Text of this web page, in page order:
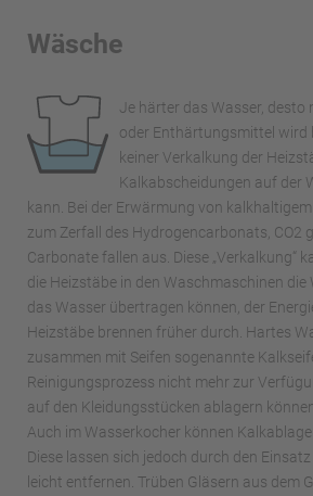
Wäsche
Je härter das Wasser, desto
oder Enthärtungsmittel wird
keiner Verkalkung der
Kalkabscheidungen auf der
kann. Bei der Erwärmung von
zum Zerfall des Hydrogencarbonats, CO2
Carbonate fallen aus. Diese „Verkalkung“
die Heizstäbe in den Waschmaschinen
das Wasser übertragen können, der
Heizstäbe brennen früher durch. Hartes
zusammen mit Seifen sogenannte
Reinigungsprozess nicht mehr zur
auf den Kleidungsstücken ablagern
Auch im Wasserkocher können
Diese lassen sich jedoch durch den
leicht entfernen. Trüben Gläsern aus dem